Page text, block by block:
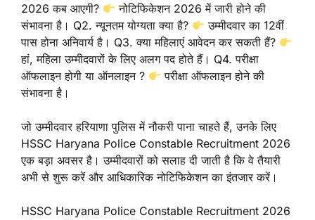
2026 कब आएगी?
नोटिफिकेशन 2026 में जारी होने की
संभावना है। Q2. न्यूनतम योग्यता क्या है?
उम्मीदवार का 12वीं
पास होना अनिवार्य है। Q3. क्या महिलाएं आवेदन कर सकती हैं?
हां, महिला उम्मीदवारों के लिए अलग पद होते हैं। Q4. परीक्षा
ऑफलाइन होगी या ऑनलाइन ?
परीक्षा ऑफलाइन होने की
संभावना है।
जो उम्मीदवार हरियाणा पुलिस में नौकरी पाना चाहते हैं, उनके लिए
HSSC Haryana Police Constable Recruitment 2026
एक बड़ा अवसर है। उम्मीदवारों को सलाह दी जाती है कि वे तैयारी
अभी से शुरू करें और आधिकारिक नोटिफिकेशन का इंतजार करें।
HSSC Haryana Police Constable Recruitment 2026